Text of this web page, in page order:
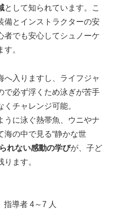
として知られています。こ
備とインストラクターの安
者でも安心してシュノーケ
。
へ入りますし、ライフジャ
で必ず浮くため泳ぎが苦手
チャレンジ可能。
うに泳ぐ熱帯魚、ウニやナ
海の中で見る“静かな世
れない感動の学びが、子ど
ります。
導者 4～7 人